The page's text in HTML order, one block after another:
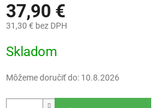
37,90 €
31,30 € bez DPH
cena:
Skladom
Môžeme doručiť do: 10.8.2026